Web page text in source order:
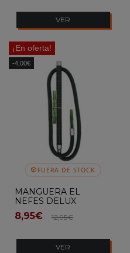
VER
¡En oferta!
-4,00€
FUERA DE STOCK
MANGUERA EL
NEFES DELUX
8,95€ 12,95€
VER